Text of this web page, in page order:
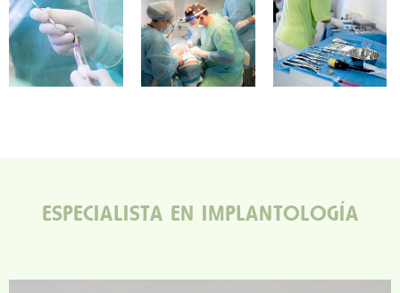
ESPECIALISTA EN IMPLANTOLOGÍA